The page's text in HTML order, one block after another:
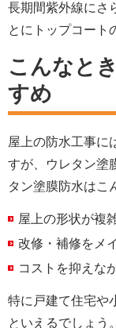
長期間紫外線にさ
とにトップコート
こんなと
すめ
屋上の防水工事に
すが、ウレタン塗
タン塗膜防水はこ
屋上の形状が複
改修・補修をメ
コストを抑えな
特に戸建て住宅や
といえるでしょう。